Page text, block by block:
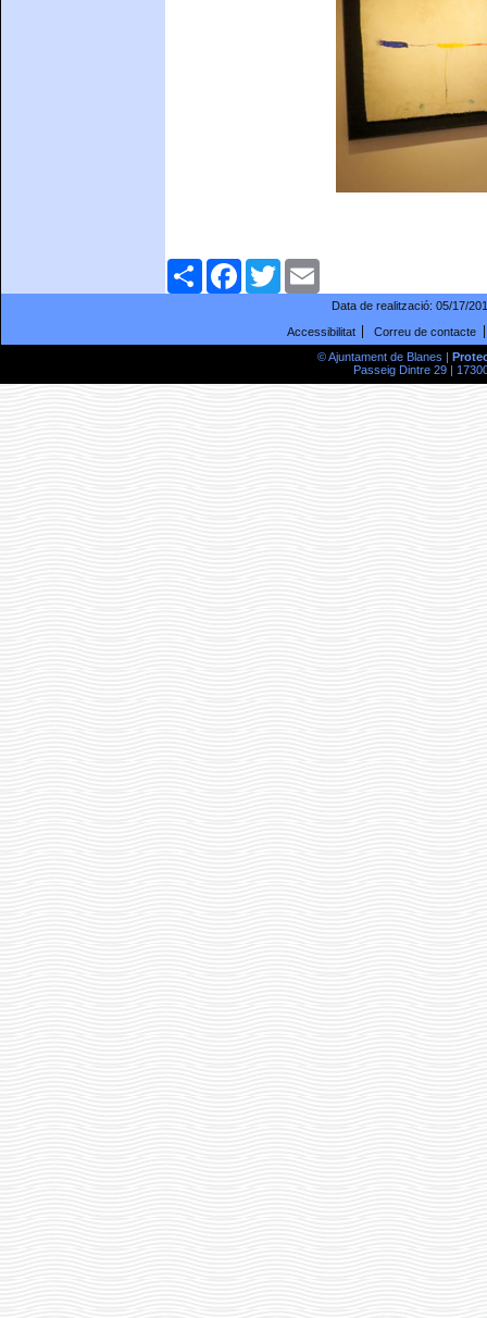
ComparteixFacebookTwitter
Data de realització: 05/17/
Accessibilitat
Correu de contacte
© Ajuntament de Blanes |
Passeig Dintre 29 |